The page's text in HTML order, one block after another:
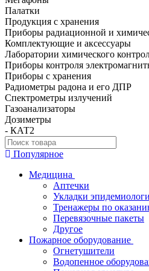
Палатки
Продукция с хранения
Приборы радиационной и
Комплектующие и аксессуары
Лаборатории химического
Приборы контроля
Приборы с хранения
Радиометры радона и его ДПР
Спектрометры излучений
Газоанализаторы
Дозиметры
- КАТ2
Популярное
Медицина
Аптечки
Укладки
Тренажеры по
Перевязочные пакеты
Другое
Пожарное оборудование
Огнетушители
Водопенное